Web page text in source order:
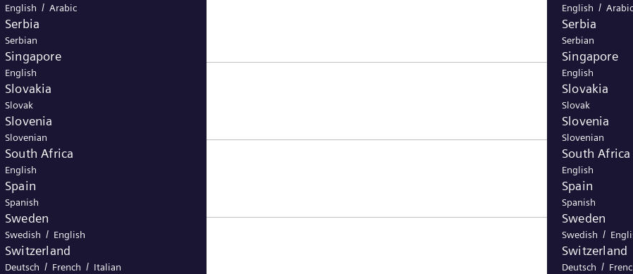
English / Arabic
Serbia
Serbian
Singapore
English
Slovakia
Slovak
Slovenia
Slovenian
South Africa
English
Spain
Spanish
Sweden
Swedish /
Switzerland
Deutsch /
English / Arabic
Serbia
Serbian
Singapore
English
Slovakia
Slovak
Slovenia
Slovenian
South Africa
English
Spain
Spanish
Sweden
Swedish / English
Switzerland
Deutsch / French / Italian